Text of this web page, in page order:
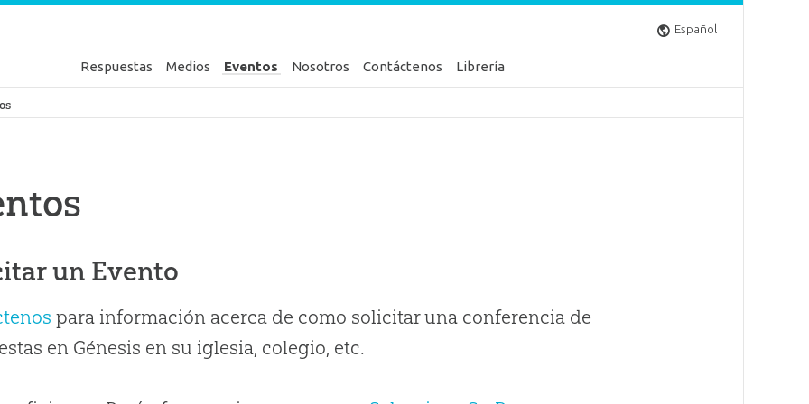
Español
Respuestas Medios Eventos Nosotros Contáctenos Librería
Génesis
un Evento
para información acerca de como solicitar una conferencia de
en Génesis en su iglesia, colegio, etc.